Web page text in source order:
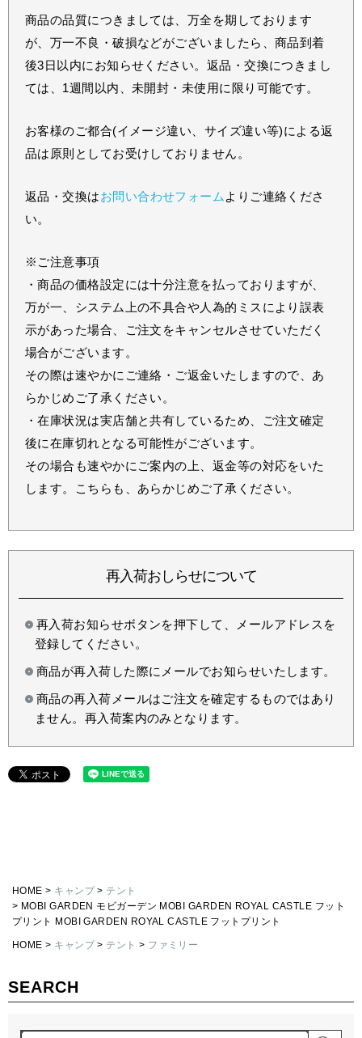
SEARCH
商品の品質につきましては、万全を期しております
が、万一不良・破損などがございましたら、商品到着
後3日以内にお知らせください。返品・交換につきまし
ては、1週間以内、未開封・未使用に限り可能です。
お客様のご都合(イメージ違い、サイズ違い等)による返
品は原則としてお受けしておりません。
返品・交換はお問い合わせフォーム よりご連絡くださ
い。
※ご注意事項
・商品の価格設定には十分注意を払っておりますが、
万が一、システム上の不具合や人為的ミスにより誤表
示があった場合、ご注文をキャンセルさせていただく
場合がございます。
その際は速やかにご連絡・ご返金いたしますので、あ
らかじめご了承ください。
・在庫状況は実店舗と共有しているため、ご注文確定
後に在庫切れとなる可能性がございます。
その場合も速やかにご案内の上、返金等の対応をいた
します。こちらも、あらかじめご了承ください。
再入荷おしらせについて
再入荷お知らせボタンを押下して、メールアドレスを
登録してください。
商品が再入荷した際にメールでお知らせいたします。
商品の再入荷メールはご注文を確定するものではあり
ません。再入荷案内のみとなります。
HOME キャンプ
テント
MOBI GARDEN モビガーデン MOBI GARDEN ROYAL CASTLE フット
プリント MOBI GARDEN ROYAL CASTLE フットプリント
HOME キャンプ テント ファミリー